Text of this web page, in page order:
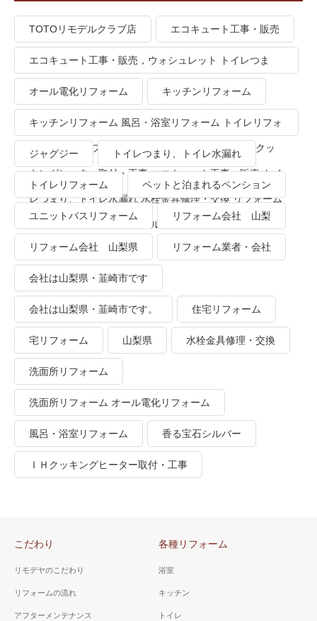
TOTOリモデルクラブ店 エコキュート工事・販売
エコキュート工事・販売，ウォシュレット トイレつま
り、トイレ水漏れ
オール電化リフォーム キッチンリフォーム
キッチンリフォーム 風呂・浴室リフォーム トイレリフォ
ーム 洗面所リフォーム オール電化リフォーム ＩＨクッ
キングヒーター取付・工事 エコキュート工事・販売 トイ
レつまり、トイレ水漏れ 水栓金具修理・交換 リフォーム
業者・会社 ＴＯＴＯリモデルクラブ
ジャグジー トイレつまり、トイレ水漏れ
トイレリフォーム ペットと泊まれるペンション
ユニットバスリフォーム リフォーム会社 山梨
リフォーム会社 山梨県 リフォーム業者・会社
会社は山梨県・韮崎市です
会社は山梨県・韮崎市です。 住宅リフォーム
宅リフォーム 山梨県 水栓金具修理・交換
洗面所リフォーム
洗面所リフォーム オール電化リフォーム
風呂・浴室リフォーム 香る宝石シルバー
ＩＨクッキングヒーター取付・工事
こだわり
リモデヤのこだわり
リフォームの流れ
アフターメンテナンス
各種リフォーム
浴室
キッチン
トイレ